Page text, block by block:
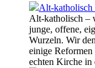
Alt-
Alt-katholisch –
junge, offene,
Wurzeln. Wir
einige
echten Kirche in